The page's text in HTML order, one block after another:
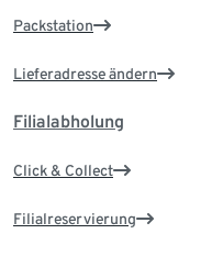
Packstation
Lieferadresse ändern
Filialabholung
Click & Collect
Filialreservierung